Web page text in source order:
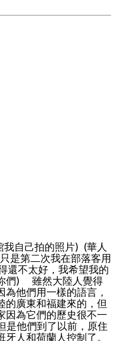
我自己拍的照片) (華人
是第二次我在部落客用
還不太好，我希望我的
們) 雖然大陸人覺得
他們用一樣的語言，
的廣東和福建來的，但
因為它們的歷史很不一
他們到了以前，原住
人和荷蘭人控制了。